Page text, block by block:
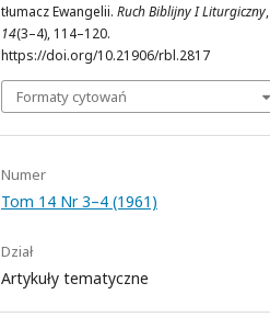
tłumacz Ewangelii. Ruch Biblijny I Liturgiczny,
14(3–4), 114–120.
https://doi.org/10.21906/rbl.2817
Formaty cytowań
Numer
Tom 14 Nr 3–4 (1961)
Dział
Artykuły tematyczne